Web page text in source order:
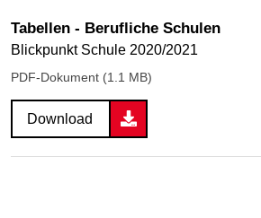
Tabellen - Berufliche Schulen
Blickpunkt Schule 2020/2021
PDF-Dokument (1.1 MB)
Download